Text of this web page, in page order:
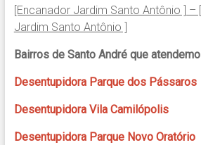
[Encanador Jardim Santo Antônio ] –
Jardim Santo Antônio ]
Bairros de Santo André que
Desentupidora Parque dos Pássaros
Desentupidora Vila Camilópolis
Desentupidora Parque Novo Oratório